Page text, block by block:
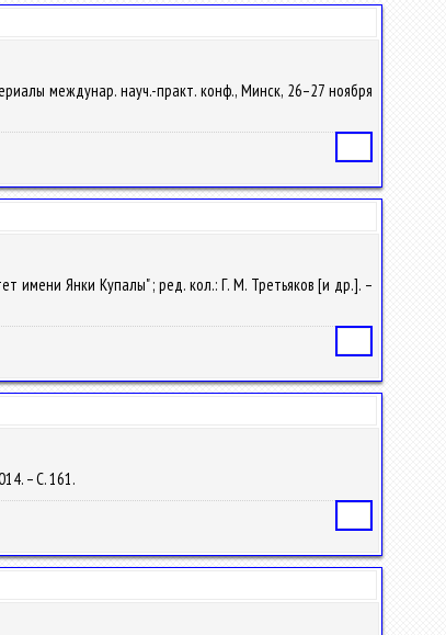
междунар. науч.-практ. конф., Минск, 26–27 ноября
имени Янки Купалы" ; ред. кол.: Г. М. Третьяков [и др.]. –
– С. 161.